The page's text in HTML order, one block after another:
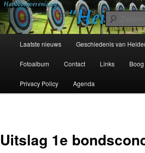
Spring
naar
de
primaireHandboogvereniging
Heibloem
Sinds 1954
Laatste nieuws Geschiedenis van
Fotoalbum Contact Links
Privacy Policy Agenda
Uitslag 1e